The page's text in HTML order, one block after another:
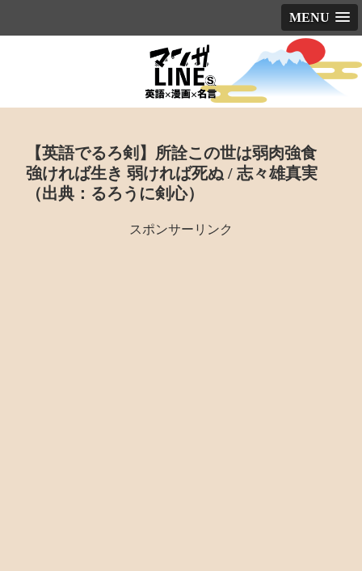
MENU
【英語でるろ剣】所詮この世は弱肉強食
強ければ生き 弱ければ死ぬ / 志々雄真実
（出典：るろうに剣心）
スポンサーリンク